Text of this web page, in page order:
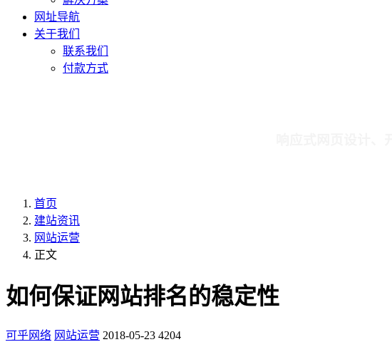
网址导航
关于我们
联系我们
付款方式
首页
建站资讯
网站运营
正文
如何保证网站排名的稳定性
可乎网络 网站运营 2018-05-23 4204